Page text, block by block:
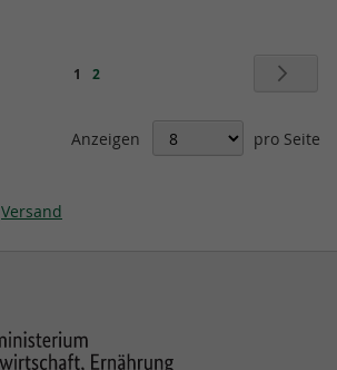
Seite
Sie
gerade
1 Seite
2
Anzeigen pro Seite
Versand